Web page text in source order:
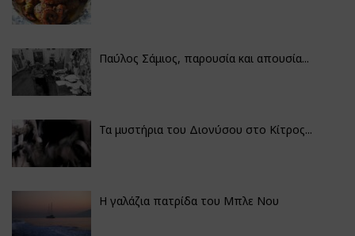
Παύλος Σάμιος, παρουσία και απουσία...
Τα μυστήρια του Διονύσου στο Κίτρος...
Η γαλάζια πατρίδα του Μπλε Νου